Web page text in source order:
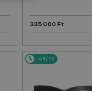
335 000 Ft
48/72